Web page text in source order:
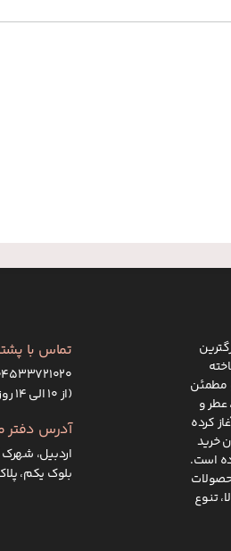
مطمئن
عطر و
کرده
خرید
است.
تنوع
تماس با
(از ۱۰ الی ۱۴ روز غیرتعطیل)
آدرس دفتر
اردبیل، شهرک
بلوک یکم، پلاک